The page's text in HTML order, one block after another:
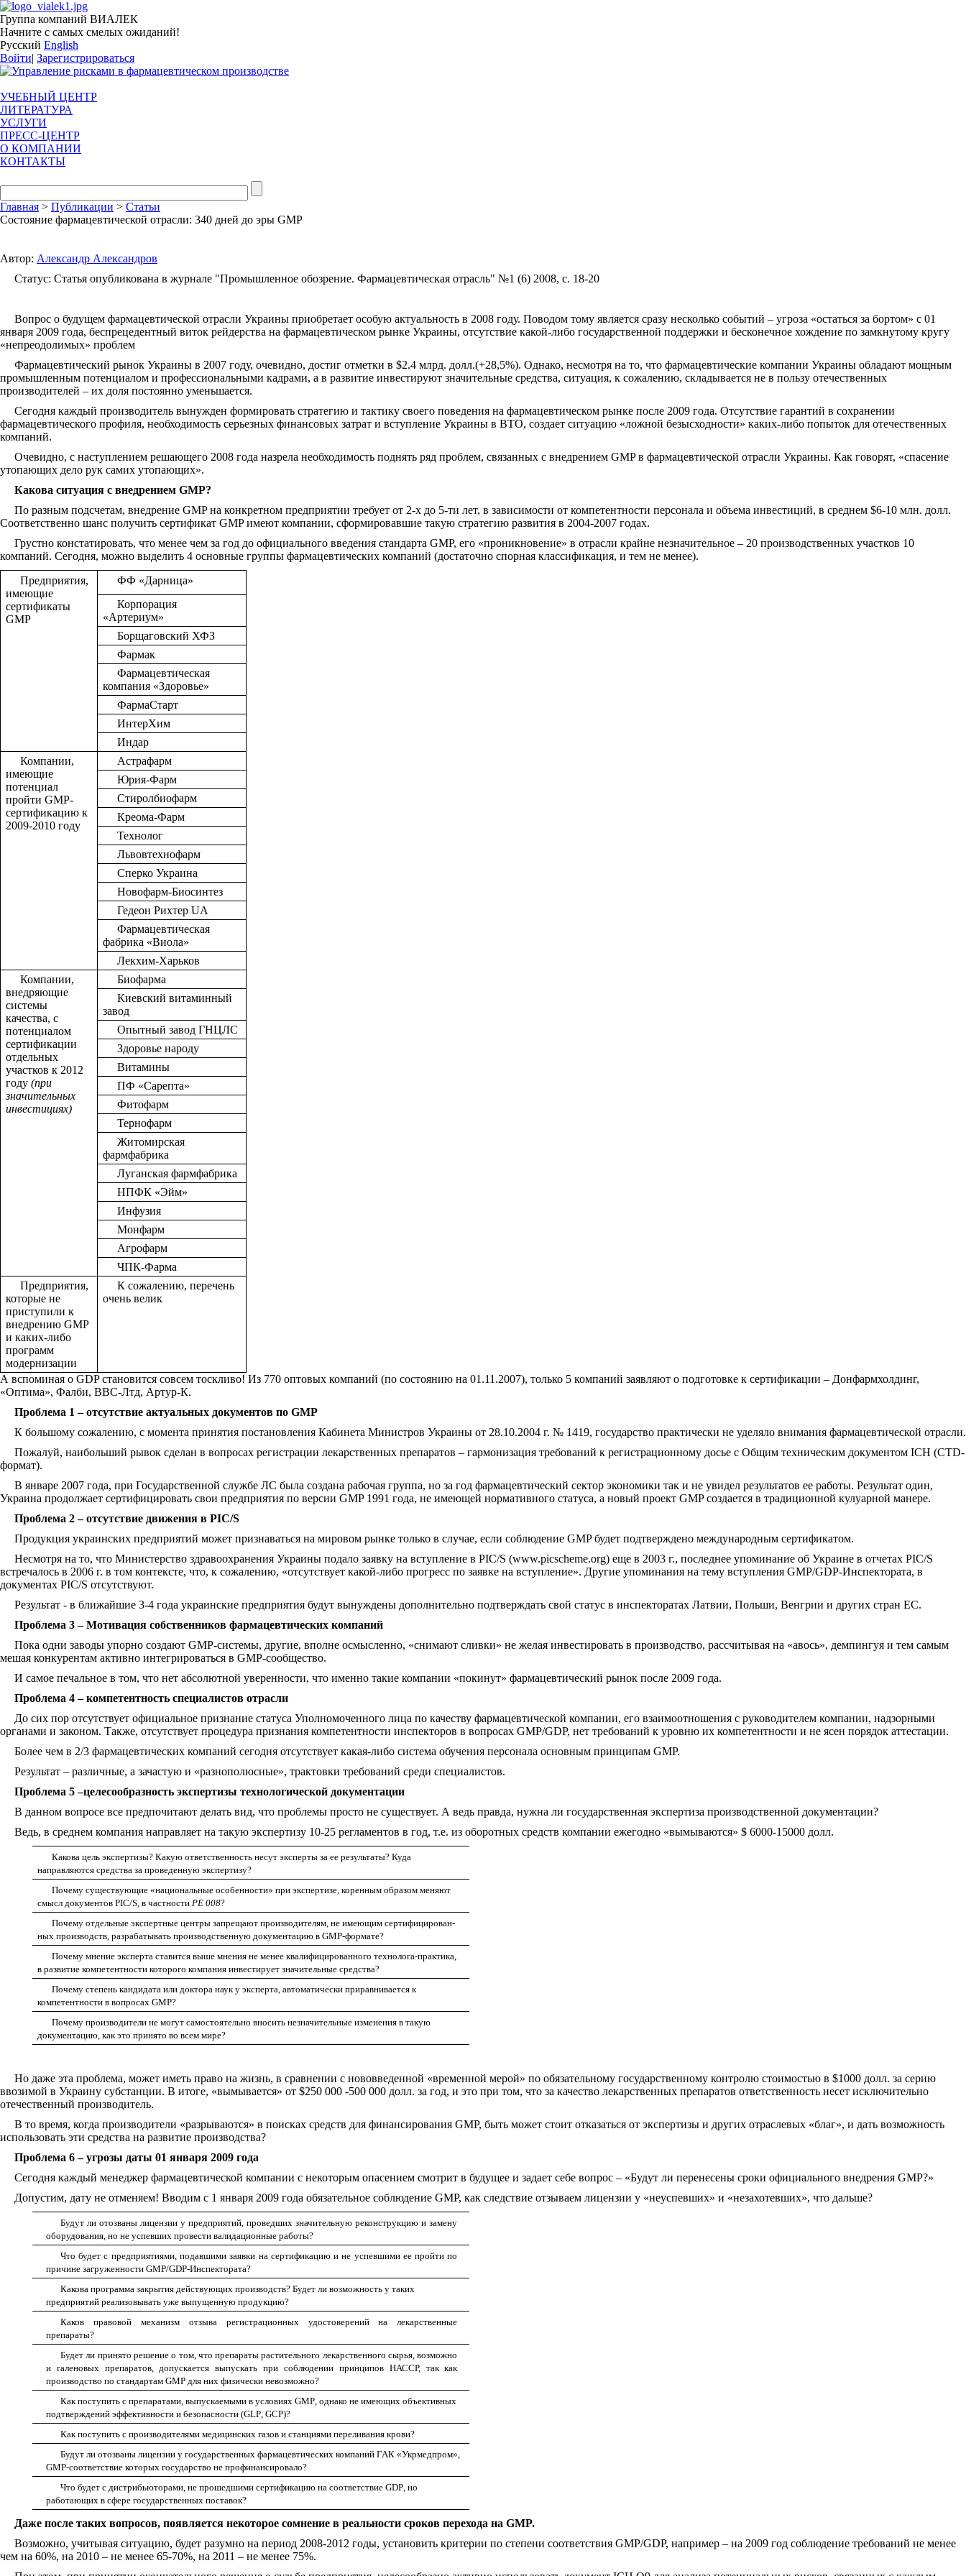
Группа компаний ВИАЛЕК
Начните с самых смелых ожиданий!
Русский English
Войти| Зарегистрироваться
УЧЕБНЫЙ ЦЕНТР
ЛИТЕРАТУРА
УСЛУГИ
ПРЕСС-ЦЕНТР
О КОМПАНИИ
КОНТАКТЫ
Главная > Публикации > Статьи
Состояние фармацевтической отрасли: 340 дней до эры GМP
Автор: Александр Александров
Статус: Статья опубликована в журнале "Промышленное обозрение. Фармацевтическая отрасль" №1 (6) 2008, с. 18-20
Вопрос о будущем фармацевтической отрасли Украины приобретает особую актуальность в 2008 году. Поводом тому является сразу несколько событий – угроза «остаться за бортом» с 01
января 2009 года, беспрецедентный виток рейдерства на фармацевтическом рынке Украины, отсутствие какой-либо государственной поддержки и бесконечное хождение по замкнутому кругу
«непреодолимых» проблем
Фармацевтический рынок Украины в 2007 году, очевидно, достиг отметки в $2.4 млрд. долл.(+28,5%). Однако, несмотря на то, что фармацевтические компании Украины обладают мощным
промышленным потенциалом и профессиональными кадрами, а в развитие инвестируют значительные средства, ситуация, к сожалению, складывается не в пользу отечественных
производителей – их доля постоянно уменьшается.
Сегодня каждый производитель вынужден формировать стратегию и тактику своего поведения на фармацевтическом рынке после 2009 года. Отсутствие гарантий в сохранении
фармацевтического профиля, необходимость серьезных финансовых затрат и вступление Украины в ВТО, создает ситуацию «ложной безысходности» каких-либо попыток для отечественных
компаний.
Очевидно, с наступлением решающего 2008 года назрела необходимость поднять ряд проблем, связанных с внедрением GMP в фармацевтической отрасли Украины. Как говорят, «спасение
утопающих дело рук самих утопающих».
Какова ситуация с внедрением GMP?
По разным подсчетам, внедрение GMP на конкретном предприятии требует от 2-х до 5-ти лет, в зависимости от компетентности персонала и объема инвестиций, в среднем $6-10 млн. долл.
Соответственно шанс получить сертификат GMP имеют компании, сформировавшие такую стратегию развития в 2004-2007 годах.
Грустно констатировать, что менее чем за год до официального введения стандарта GMP, его «проникновение» в отрасли крайне незначительное – 20 производственных участков 10
компаний. Сегодня, можно выделить 4 основные группы фармацевтических компаний (достаточно спорная классификация, и тем не менее).
Предприятия,
имеющие
сертификаты
GMP
ФФ «Дарница»
Корпорация
«Артериум»
Борщаговский ХФЗ
Фармак
Фармацевтическая
компания «Здоровье»
ФармаСтарт
ИнтерХим
Индар
Компании,
имеющие
потенциал
пройтиGMP-
сертификацию к
2009-2010 году
Астрафарм
Юрия-Фарм
Стиролбиофарм
Креома-Фарм
Технолог
Львовтехнофарм
Сперко Украина
Новофарм-Биосинтез
Гедеон РихтерUA
Фармацевтическая
фабрика «Виола»
Лекхим-Харьков
Компании,
внедряющие
системы
качества, с
потенциалом
сертификации
отдельных
участков к 2012
году(при
значительных
инвестициях)
Биофарма
Киевский витаминный
завод
Опытный завод ГНЦЛС
Здоровье народу
Витамины
ПФ «Сарепта»
Фитофарм
Тернофарм
Житомирская
фармфабрика
Луганская фармфабрика
НПФК «Эйм»
Инфузия
Монфарм
Агрофарм
ЧПК-Фарма
Предприятия,
которые не
приступили к
внедрению GMP
и каких-либо
программ
модернизации
К сожалению, перечень
очень велик
А вспоминая о GDP становится совсем тоскливо! Из 770 оптовых компаний (по состоянию на 01.11.2007), только 5 компаний заявляют о подготовке к сертификации – Донфармхолдинг,
«Оптима», Фалби, ВВС-Лтд, Артур-К.
Проблема 1 – отсутствие актуальных документов по GMP
К большому сожалению, с момента принятия постановления Кабинета Министров Украины от 28.10.2004 г. № 1419, государство практически не уделяло внимания фармацевтической отрасли.
Пожалуй, наибольший рывок сделан в вопросах регистрации лекарственных препаратов – гармонизация требований к регистрационному досье с Общим техническим документом ICH (СТD-
формат).
В январе 2007 года, при Государственной службе ЛС была создана рабочая группа, но за год фармацевтический сектор экономики так и не увидел результатов ее работы. Результат один,
Украина продолжает сертифицировать свои предприятия по версии GMP 1991 года, не имеющей нормативного статуса, а новый проект GMP создается в традиционной кулуарной манере.
Проблема 2 – отсутствие движения в PIC/S
Продукция украинских предприятий может признаваться на мировом рынке только в случае, если соблюдение GMP будет подтверждено международным сертификатом.
Несмотря на то, что Министерство здравоохранения Украины подало заявку на вступление в РIC/S (www.picscheme.org) еще в 2003 г., последнее упоминание об Украине в отчетах РIC/S
встречалось в 2006 г. в том контексте, что, к сожалению, «отсутствует какой-либо прогресс по заявке на вступление». Другие упоминания на тему вступления GMP/GDP-Инспектората, в
документах РIC/S отсутствуют.
Результат - в ближайшие 3-4 года украинские предприятия будут вынуждены дополнительно подтверждать свой статус в инспекторатах Латвии, Польши, Венгрии и других стран ЕС.
Проблема 3 – Мотивация собственников фармацевтических компаний
Пока одни заводы упорно создают GMP-системы, другие, вполне осмысленно, «снимают сливки» не желая инвестировать в производство, рассчитывая на «авось», демпингуя и тем самым
мешая конкурентам активно интегрироваться в GMP-сообщество.
И самое печальное в том, что нет абсолютной уверенности, что именно такие компании «покинут» фармацевтический рынок после 2009 года.
Проблема 4 – компетентность специалистов отрасли
До сих пор отсутствует официальное признание статуса Уполномоченного лица по качеству фармацевтической компании, его взаимоотношения с руководителем компании, надзорными
органами и законом. Также, отсутствует процедура признания компетентности инспекторов в вопросах GMP/GDP, нет требований к уровню их компетентности и не ясен порядок аттестации.
Более чем в 2/3 фармацевтических компаний сегодня отсутствует какая-либо система обучения персонала основным принципам GMP.
Результат – различные, а зачастую и «разнополюсные», трактовки требований среди специалистов.
Проблема 5 –целесообразность экспертизы технологической документации
В данном вопросе все предпочитают делать вид, что проблемы просто не существует. А ведь правда, нужна ли государственная экспертиза производственной документации?
Ведь, в среднем компания направляет на такую экспертизу 10-25 регламентов в год, т.е. из оборотных средств компании ежегодно «вымываются» $ 6000-15000 долл.
Какова цель экспертизы? Какую ответственность несут эксперты за ее результаты? Куда
направляются средства за проведенную экспертизу?
Почему существующие «национальные особенности» при экспертизе, коренным образом меняют
смысл документовPIC/S, в частностиPE 008?
Почему отдельные экспертные центры запрещают производителям, не имеющим сертифицирован-
ных производств, разрабатывать производственную документацию вGMP-формате?
Почему мнение эксперта ставится выше мнения не менее квалифицированного технолога-практика,
в развитие компетентности которого компания инвестирует значительные средства?
Почему степень кандидата или доктора наук у эксперта, автоматически приравнивается к
компетентности в вопросах GMP?
Почему производители не могут самостоятельно вносить незначительные изменения в такую
документацию, как это принято во всем мире?
Но даже эта проблема, может иметь право на жизнь, в сравнении с нововведенной «временной мерой» по обязательному государственному контролю стоимостью в $1000 долл. за серию
ввозимой в Украину субстанции. В итоге, «вымывается» от $250 000 -500 000 долл. за год, и это при том, что за качество лекарственных препаратов ответственность несет исключительно
отечественный производитель.
В то время, когда производители «разрываются» в поисках средств для финансирования GMP, быть может стоит отказаться от экспертизы и других отраслевых «благ», и дать возможность
использовать эти средства на развитие производства?
Проблема 6 – угрозы даты 01 января 2009 года
Сегодня каждый менеджер фармацевтической компании с некоторым опасением смотрит в будущее и задает себе вопрос – «Будут ли перенесены сроки официального внедрения GMP?»
Допустим, дату не отменяем! Вводим с 1 января 2009 года обязательное соблюдение GMP, как следствие отзываем лицензии у «неуспевших» и «незахотевших», что дальше?
Будут ли отозваны лицензии у предприятий, проведших значительную реконструкцию и замену
оборудования, но не успевших провести валидационные работы?
Что будет с предприятиями, подавшими заявки на сертификацию и не успевшими ее пройти по
причине загруженности GMP/GDP-Инспектората?
Какова программа закрытия действующих производств? Будет ли возможность у таких
предприятий реализовывать уже выпущенную продукцию?
Каков правовой механизм отзыва регистрационных удостоверений на лекарственные
препараты?
Будет ли принято решение о том, что препараты растительного лекарственного сырья, возможно
и галеновых препаратов, допускается выпускать при соблюдении принципов НАССР, так как
производство по стандартам GMPдля них физически невозможно?
Как поступить с препаратами, выпускаемыми в условиях GMP, однако не имеющих объективных
подтверждений эффективности и безопасности (GLP, GCP)?
Как поступить с производителями медицинских газов и станциями переливания крови?
Будут ли отозваны лицензии у государственных фармацевтических компаний ГАК «Укрмедпром»,
GMP-соответствие которых государство не профинансировало?
Что будет с дистрибьюторами, не прошедшими сертификацию на соответствие GDP, но
работающих в сфере государственных поставок?
Даже после таких вопросов, появляется некоторое сомнение в реальности сроков перехода на GMP.
Возможно, учитывая ситуацию, будет разумно на период 2008-2012 годы, установить критерии по степени соответствия GMP/GDP, например – на 2009 год соблюдение требований не менее
чем на 60%, на 2010 – не менее 65-70%, на 2011 – не менее 75%.